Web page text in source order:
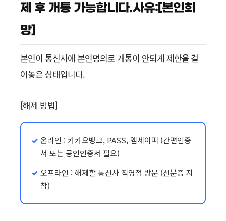
제 후 개통 가능합니다.사유:[본인희
망]
본인이 통신사에 본인명의로 개통이 안되게 제한을 걸
어놓은 상태입니다.
[해제 방법]
온라인 : 카카오뱅크, PASS, 엠세이퍼 (간편인증
서 또는 공인인증서 필요)
오프라인 : 해제할 통신사 직영점 방문 (신분증 지
참)